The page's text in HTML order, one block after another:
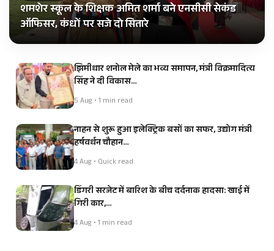
शमशेर स्कूल के शिक्षक अमित शर्मा बने एनसीसी सेकंड
ऑफिसर, कंधों पर सजे दो सितारे
झिमीधार शनोल मेले का भव्य समापन, मंत्री विक्रमादित्य
सिंह ने दी विकास…
5 Aug • 1 min read
नाहन से शुरू हुआ इलेक्ट्रिक बसों का सफर, उद्योग मंत्री
हर्षवर्धन चौहान…
4 Aug • Quick read
डिंगरी सरजेट में बारिश के बीच दर्दनाक हादसा: खाई में
गिरी कार,…
4 Aug • 1 min read